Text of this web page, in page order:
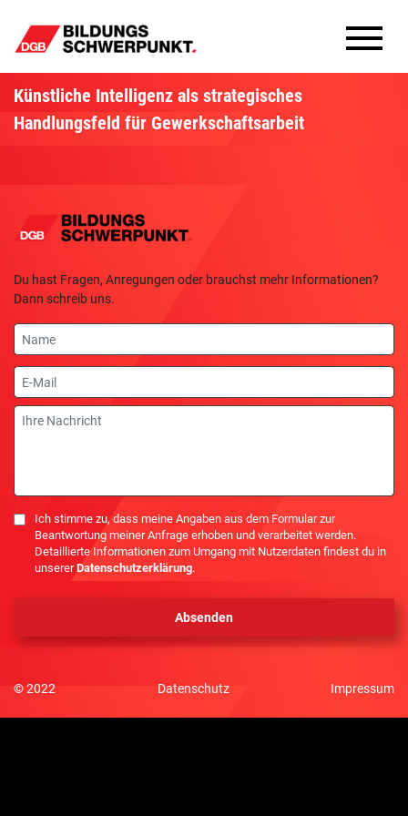
Bildungsschwerpunkte
Künstliche Intelligenz als strategisches
Handlungsfeld für Gewerkschaftsarbeit
Du hast Fragen, Anregungen oder brauchst mehr Informationen?
Dann schreib uns.
Name
E-
Mail
Nachricht
Einwilligung
Ich stimme zu, dass meine Angaben aus dem Formular zur
Beantwortung meiner Anfrage erhoben und verarbeitet werden.
Detaillierte Informationen zum Umgang mit Nutzerdaten findest du in
unsererDatenschutzerklärung.
© 2022 Datenschutz Impressum